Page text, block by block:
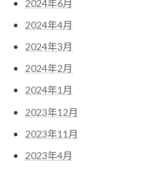
2024年6月
2024年4月
2024年3月
2024年2月
2024年1月
2023年12月
2023年11月
2023年4月